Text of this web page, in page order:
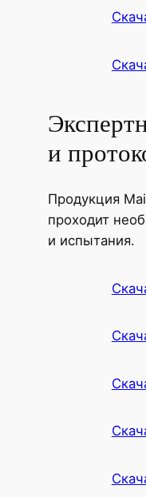
и
Продукция
проходит
и испытания.